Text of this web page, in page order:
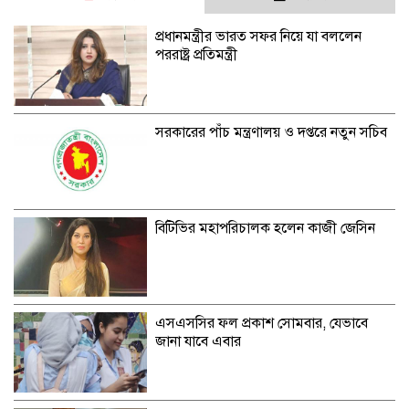
প্রধানমন্ত্রীর ভারত সফর নিয়ে যা বললেন
পররাষ্ট্র প্রতিমন্ত্রী
সরকারের পাঁচ মন্ত্রণালয় ও দপ্তরে নতুন সচিব
বিটিভির মহাপরিচালক হলেন কাজী জেসিন
এসএসসির ফল প্রকাশ সোমবার, যেভাবে
জানা যাবে এবার